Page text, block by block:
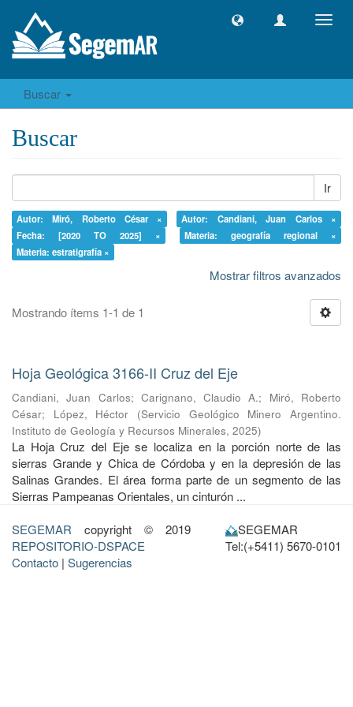
Buscar
Buscar
Ir
Autor: Miró, Roberto César ×
Autor: Candiani, Juan Carlos ×
Fecha: [2020 TO 2025] ×
Materia: geografía regional ×
Materia: estratigrafía ×
Mostrar filtros avanzados
Mostrando ítems 1-1 de 1
Hoja Geológica 3166-II Cruz del Eje
Candiani, Juan Carlos; Carignano, Claudio A.; Miró, Roberto
César; López, Héctor (Servicio Geológico Minero Argentino.
Instituto de Geología y Recursos Minerales, 2025)
La Hoja Cruz del Eje se localiza en la porción norte de las
sierras Grande y Chica de Córdoba y en la depresión de las
Salinas Grandes. El área forma parte de un segmento de las
Sierras Pampeanas Orientales, un cinturón ...
SEGEMAR copyright © 2019
REPOSITORIO-DSPACE
Contacto | Sugerencias
SEGEMAR
Tel:(+5411) 5670-0101